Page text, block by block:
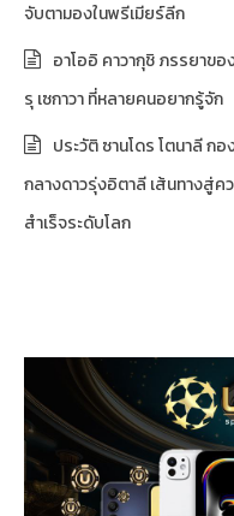
จับตามองในพรีเมียร์ลีก
อาโออิ คาวากุชิ ภรรยาขอ
รุ เซกาวา ที่หลายคนอยากรู้จัก
ประวัติ ซานโดร โตนาลี กอ
กลางดาวรุ่งอิตาลี เส้นทางสู่ค
สำเร็จระดับโลก